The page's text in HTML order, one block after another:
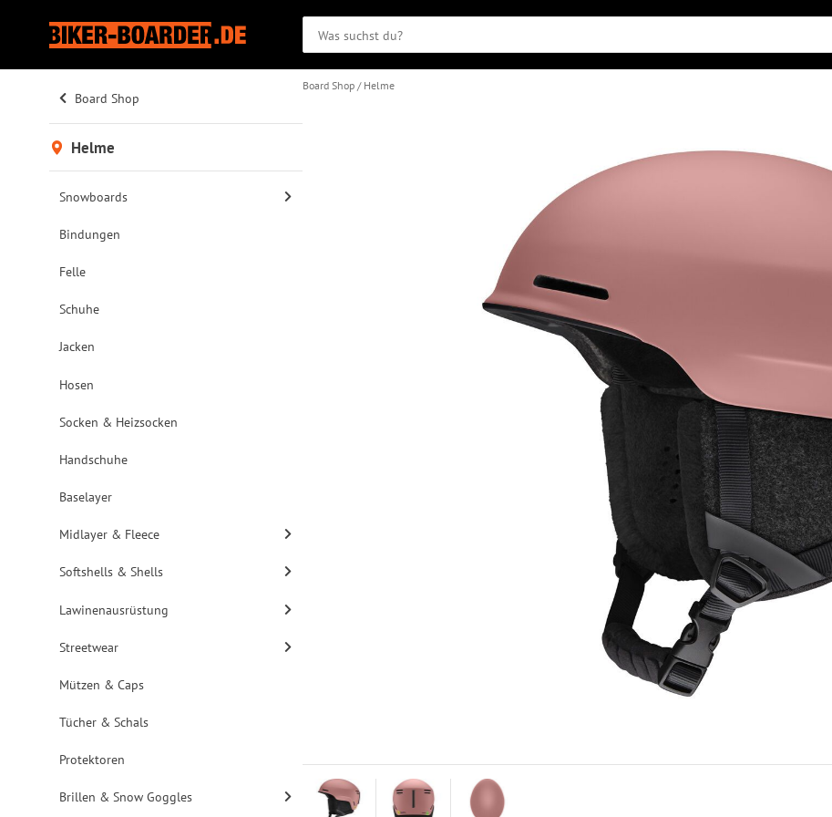
Board Shop
Helme
Snowboards
Bindungen
Felle
Schuhe
Jacken
Hosen
Socken & Heizsocken
Handschuhe
Baselayer
Midlayer & Fleece
Softshells & Shells
Lawinenausrüstung
Streetwear
Mützen & Caps
Tücher & Schals
Protektoren
Brillen & Snow Goggles
Board Shop Helme